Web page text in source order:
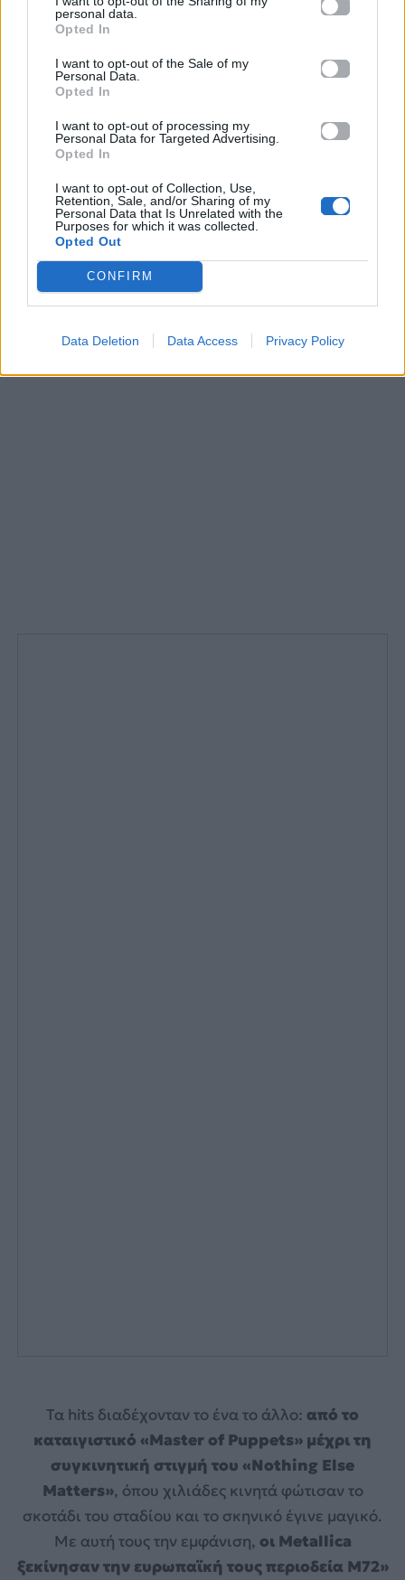
personal data.
Opted In
I want to opt-out of the Sale of my
Personal Data.
Opted In
I want to opt-out of processing my
Personal Data for Targeted Advertising.
Opted In
I want to opt-out of Collection, Use,
Retention, Sale, and/or Sharing of my
Personal Data that Is Unrelated with the
Purposes for which it was collected.
Opted Out
CONFIRM
Data Deletion Data Access Privacy Policy
Τα hits διαδέχονταν το ένα το άλλο: από το
καταιγιστικό «Master of Puppets» μέχρι τη
συγκινητική στιγμή του «Nothing Else
Matters», όπου χιλιάδες κινητά φώτισαν το
σκοτάδι του σταδίου και το σκηνικό έγινε μαγικό.
Με αυτή τους την εμφάνιση, οι Metallica
ξεκίνησαν την ευρωπαϊκή τους περιοδεία M72»